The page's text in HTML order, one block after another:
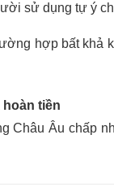
sử dụng tự ý
hợp bất khả
hoàn tiền
Châu Âu chấp